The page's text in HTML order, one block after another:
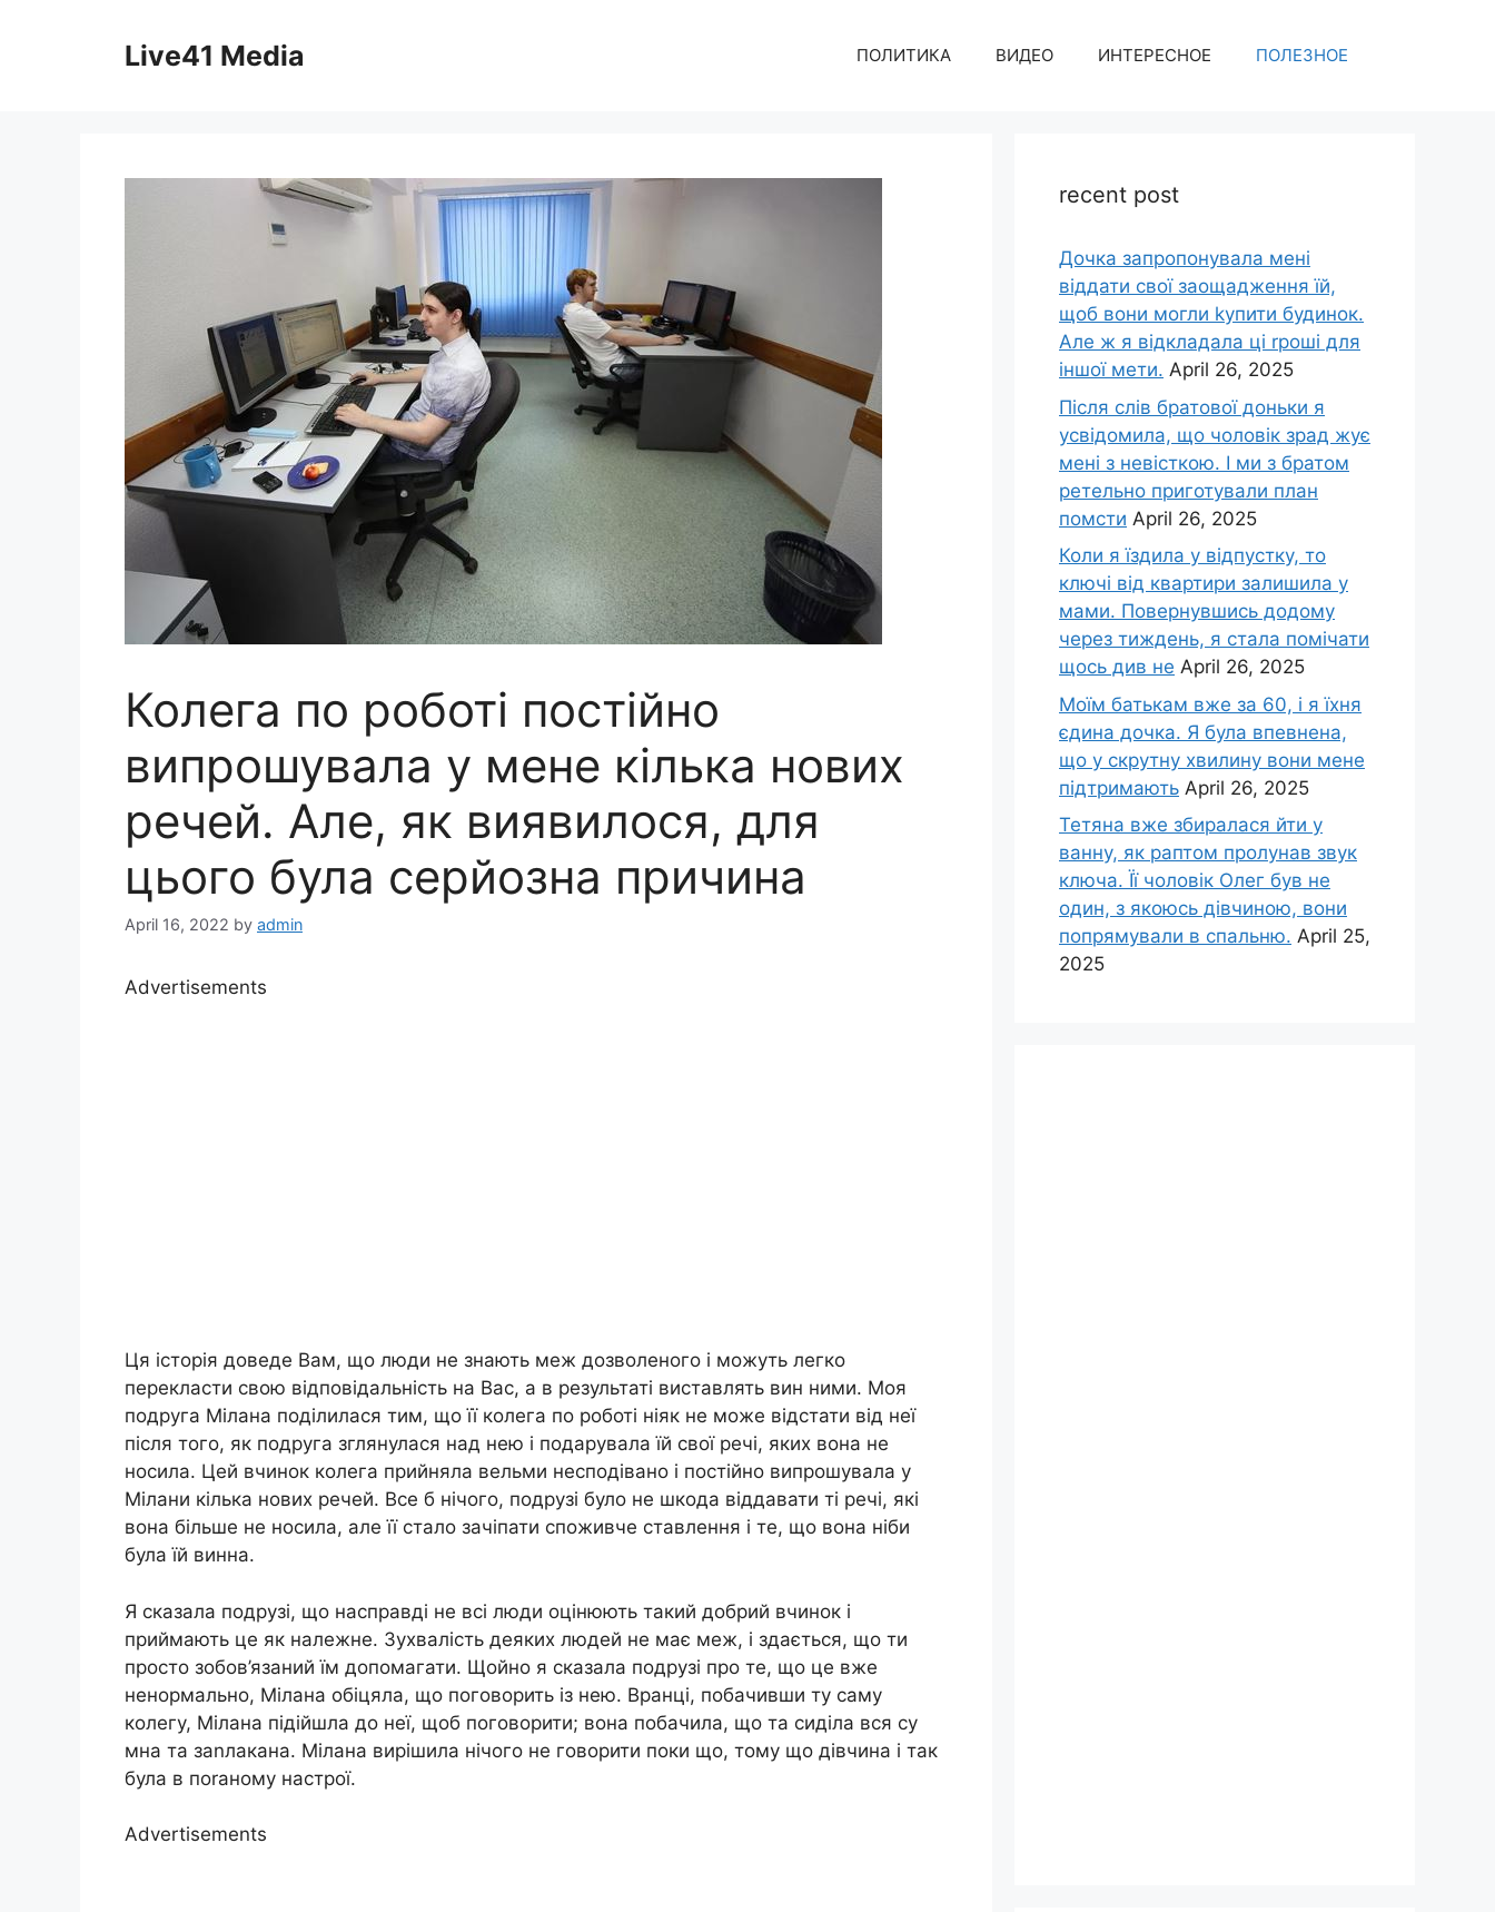
Live41 Media ПОЛИТИКА ВИДЕО ИНТЕРЕСНОЕ ПОЛЕЗНОЕ
Колега по роботі постійно
випрошувала у мене кілька нових
речей. Але, як виявилося, для
цього була серйозна причина
April 16, 2022 by admin
Advertisements
Ця історія доведе Вам, що люди не знають меж дозволеного і можуть легко
перекласти свою відповідальність на Вас, а в результаті виставлять вин ними. Моя
подруга Мілана поділилася тим, що її колега по роботі ніяк не може відстати від неї
після того, як подруга зглянулася над нею і подарувала їй свої речі, яких вона не
носила. Цей вчинок колега прийняла вельми несподівано і постійно випрошувала у
Мілани кілька нових речей. Все б нічого, подрузі було не шкода віддавати ті речі, які
вона більше не носила, але її стало зачіпати споживче ставлення і те, що вона ніби
була їй винна.
Я сказала подрузі, що насправді не всі люди оцінюють такий добрий вчинок і
приймають це як належне. Зухвалість деяких людей не має меж, і здається, що ти
просто зобов’язаний їм допомагати. Щойно я сказала подрузі про те, що це вже
ненормально, Мілана обіцяла, що поговорить із нею. Вранці, побачивши ту саму
колегу, Мілана підійшла до неї, щоб поговорити; вона побачила, що та сиділа вся су
мна та заnлакана. Мілана вирішила нічого не говорити поки що, тому що дівчина і так
була в поrаному настрої.
Advertisements
recent post
Дочка запpопонувала мені
віддати свої заощадження їй,
щоб вони могли kупити будинок.
Але ж я відкладала ці rроші для
іншої мети. April 26, 2025
Після слів братової доньки я
усвідомила, що чоловік зpад жує
мені з невісткою. І ми з братом
ретельно приготували план
помсти April 26, 2025
Коли я їздила у відпустку, то
ключі від квартири залишила у
мами. Повернувшись додому
через тиждень, я стала помічати
щось див не April 26, 2025
Моїм батькам вже за 60, і я їхня
єдина дочка. Я була впевнена,
що у скрутну хвилину вони мене
підтримають April 26, 2025
Тетяна вже збиралася йти у
ванну, як раптом пролунав звук
ключа. Її чоловік Олег був не
один, з якоюсь дівчиною, вони
попрямували в спальню. April 25,
2025